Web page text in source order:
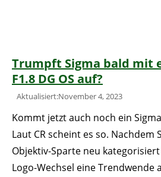
Trumpft Sigma bald mit
F1.8 DG OS auf?
Aktualisiert:November 4, 2023
Kommt jetzt auch noch ein
Laut CR scheint es so. Nachdem
Objektiv-Sparte neu
Logo-Wechsel eine Trendwende